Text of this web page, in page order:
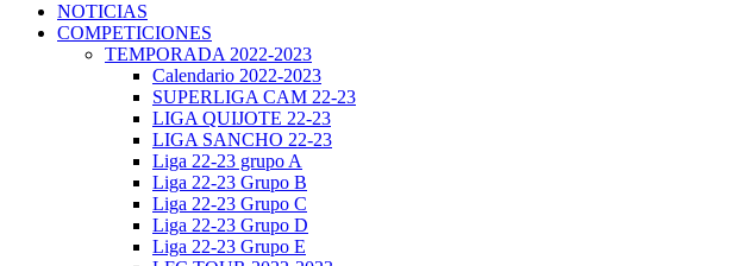
NOTICIAS
COMPETICIONES
TEMPORADA 2022-2023
Calendario 2022-2023
SUPERLIGA CAM 22-23
LIGA QUIJOTE 22-23
LIGA SANCHO 22-23
Liga 22-23 grupo A
Liga 22-23 Grupo B
Liga 22-23 Grupo C
Liga 22-23 Grupo D
Liga 22-23 Grupo E